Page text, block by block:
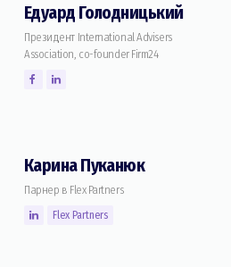
Едуард Голодницький
Президент International Advisers
Association, co-founder Firm24
Карина Пуканюк
Парнер в Flex Partners
Flex Partners